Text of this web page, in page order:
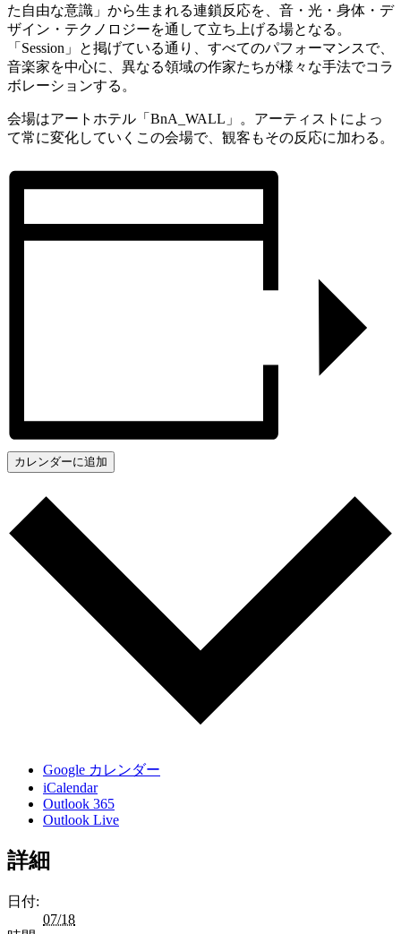
た自由な意識」から生まれる連鎖反応を、音・光・身体・デ
ザイン・テクノロジーを通して立ち上げる場となる。
「Session」と掲げている通り、すべてのパフォーマンスで、
音楽家を中心に、異なる領域の作家たちが様々な手法でコラ
ボレーションする。
会場はアートホテル「BnA_WALL」。アーティストによっ
て常に変化していくこの会場で、観客もその反応に加わる。
カレンダーに追加
Google カレンダー
iCalendar
Outlook 365
Outlook Live
詳細
日付:
07/18